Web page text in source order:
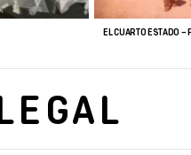
EL CUARTO ESTADO –